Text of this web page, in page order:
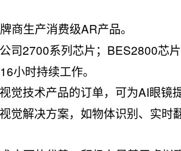
商生产消费级AR产品。
司2700系列芯片；BES2800芯
小时持续工作。
觉技术产品的订单，可为AI眼镜
觉解决方案，如物体识别、实时